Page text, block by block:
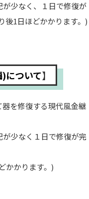
が少なく、１日で修復が
後1日ほどかかります。)
について】
器を修復する現代風金継
が少なく１日で修復が完
かかります。)